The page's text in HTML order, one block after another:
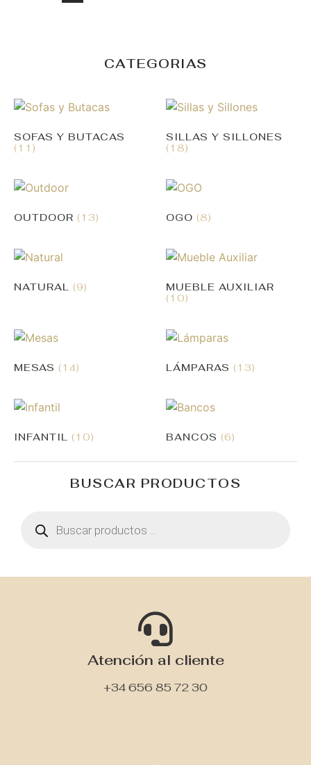
CATEGORIAS
SOFAS Y BUTACAS
(11)
SILLAS Y SILLONES
(18)
OUTDOOR (13) OGO (8)
NATURAL (9)
MUEBLE AUXILIAR
(10)
MESAS (14) LÁMPARAS (13)
INFANTIL (10) BANCOS (6)
BUSCAR PRODUCTOS
Atención al cliente
+34 656 85 72 30